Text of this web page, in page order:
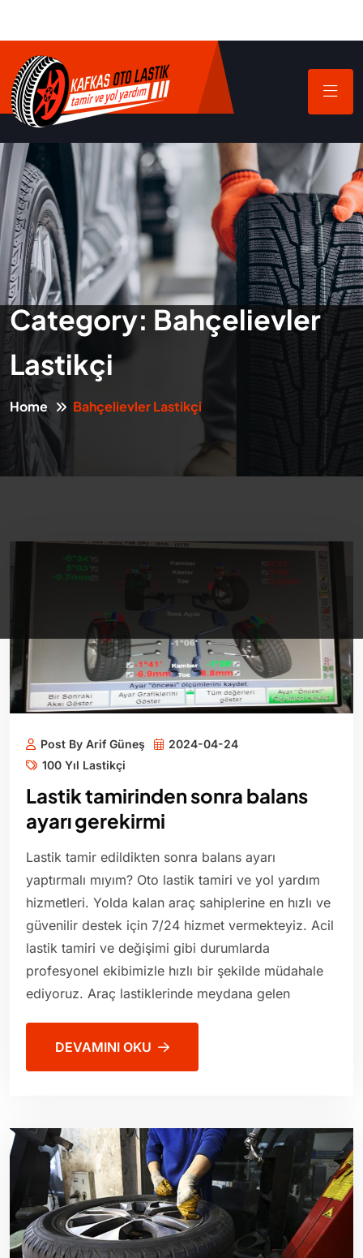
Category: Bahçelievler
Lastikçi
Home Bahçelievler Lastikçi
Post By Arif Güneş
2024-04-24
100 Yıl Lastikçi
Lastik tamirinden sonra balans
ayarı gerekirmi
Lastik tamir edildikten sonra balans ayarı
yaptırmalı mıyım? Oto lastik tamiri ve yol yardım
hizmetleri. Yolda kalan araç sahiplerine en hızlı ve
güvenilir destek için 7/24 hizmet vermekteyiz. Acil
lastik tamiri ve değişimi gibi durumlarda
profesyonel ekibimizle hızlı bir şekilde müdahale
ediyoruz. Araç lastiklerinde meydana gelen
DEVAMINI OKU